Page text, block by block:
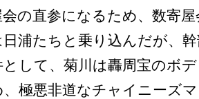
の直参になるため、数寄
日浦たちと乗り込んだが、
として、菊川は轟周宝のボ
、極悪非道なチャイニーズ